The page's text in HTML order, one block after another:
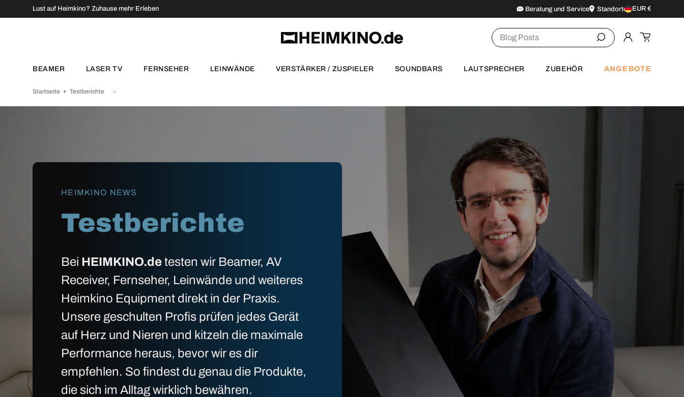
Zum Inhalt springen
Zum Menü springen
Fußzeile springen
Barrierefreiheits-Widget öffnen
DIREKT ZUM INHALT
Lust auf Heimkino? Zuhause mehr Erleben Beratung und Service StandorteLand/Region
EUR €
Suchen
Einloggen
BEAMER LASER TV FERNSEHER LEINWÄNDE VERSTÄRKER / ZUSPIELER SOUNDBARS LAUTSPRECHER ZUBEHÖR ANGEBOTE
Startseite Testberichte
HEIMKINO NEWS
Testberichte
Bei HEIMKINO.de testen wir Beamer, AV
Receiver, Fernseher, Leinwände und weiteres
Heimkino Equipment direkt in der Praxis.
Unsere geschulten Profis prüfen jedes Gerät
auf Herz und Nieren und kitzeln die maximale
Performance heraus, bevor wir es dir
empfehlen. So findest du genau die Produkte,
die sich im Alltag wirklich bewähren.